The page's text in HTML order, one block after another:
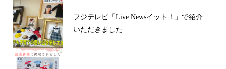
フジテレビ「Live Newsイット！」で紹介
いただきました